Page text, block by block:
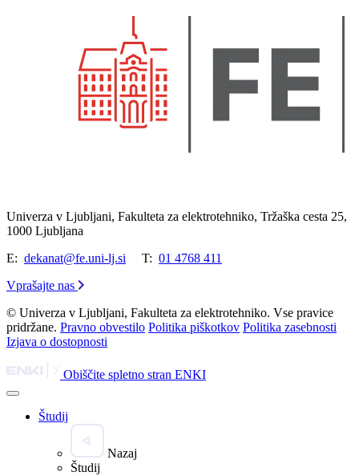
Univerza v Ljubljani, Fakulteta za elektrotehniko, Tržaška cesta 25,
1000 Ljubljana
E: dekanat@fe.uni-lj.si T: 01 4768 411
Vprašajte nas
© Univerza v Ljubljani, Fakulteta za elektrotehniko. Vse pravice
pridržane. Pravno obvestilo Politika piškotkov Politika zasebnosti
Izjava o dostopnosti
Obiščite spletno stran ENKI
Študij
Nazaj
Študij